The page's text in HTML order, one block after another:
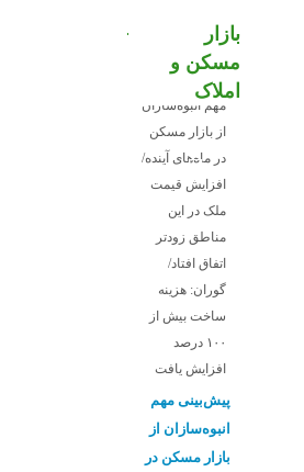
بازار
مسکن و
املاک
پیش‌بینی مهم
انبوه‌سازان از
بازار مسکن در